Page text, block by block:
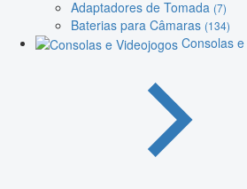
Adaptadores de Tomada (7)
Baterias para Câmaras (134)
Consolas